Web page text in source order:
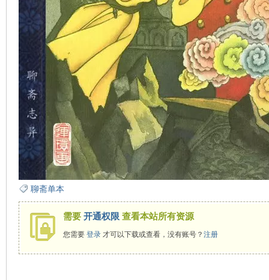
聊斋单本
需要 开通权限 查看本站所有资源
您需要 登录才可以下载或查看，没有账号？ 注册